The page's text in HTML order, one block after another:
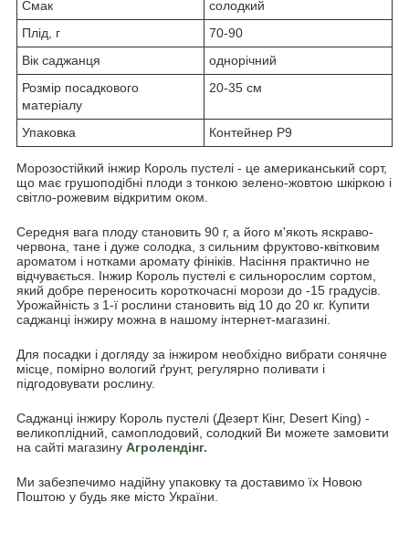
Смак
солодкий
Плід, г
70-90
Вік саджанця
однорічний
Розмір посадкового
матеріалу
20-35 см
Упаковка Контейнер Р9
Морозостійкий інжир Король пустелі - це американський сорт,
що має грушоподібні плоди з тонкою зелено-жовтою шкіркою і
світло-рожевим відкритим оком.
Середня вага плоду становить 90 г, а його м'якоть яскраво-
червона, тане і дуже солодка, з сильним фруктово-квітковим
ароматом і нотками аромату фініків. Насіння практично не
відчувається. Інжир Король пустелі є сильнорослим сортом,
який добре переносить короткочасні морози до -15 градусів.
Урожайність з 1-ї рослини становить від 10 до 20 кг. Купити
саджанці інжиру можна в нашому інтернет-магазині.
Для посадки і догляду за інжиром необхідно вибрати сонячне
місце, помірно вологий ґрунт, регулярно поливати і
підгодовувати рослину.
Саджанці інжиру Король пустелі (Дезерт Кінг, Desert King) -
великоплідний, самоплодовий, солодкий Ви можете замовити
на сайті магазину Агролендінг.
Ми забезпечимо надійну упаковку та доставимо їх Новою
Поштою у будь яке місто України.